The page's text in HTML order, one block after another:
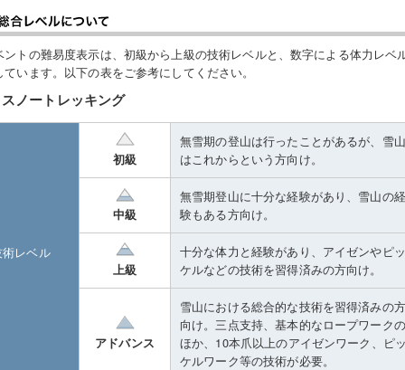
ントの難易度表示は、初級から上級の技術レベルと、数字による体力レベ
ています。以下の表をご参考にしてください。
スノートレッキング
術レベル
初級
無雪期の登山は行ったことがあるが、雪山
はこれからという方向け。
中級
無雪期登山に十分な経験があり、雪山の経
験もある方向け。
上級
十分な体力と経験があり、アイゼンやピッ
ケルなどの技術を習得済みの方向け。
アドバンス
雪山における総合的な技術を習得済みの方
向け。三点支持、基本的なロープワークの
ほか、10本爪以上のアイゼンワーク、ピッ
ケルワーク等の技術が必要。